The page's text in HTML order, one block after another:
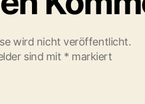
wird nicht veröffentlicht.
sind mit * markiert